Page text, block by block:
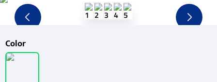
Color